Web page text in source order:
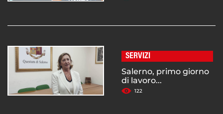
SERVIZI
Salerno, primo giorno
di lavoro...
122